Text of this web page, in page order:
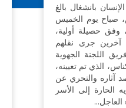
بانشغال بالغ
صباح يوم الخميس
وفق حصيلة أولية،
آخرين جرى نقلهم
اللجنة الجهوية
الذي تم تعيينه،
آثاره والتحري عن
الحارة إلى الأسر
العاجل…